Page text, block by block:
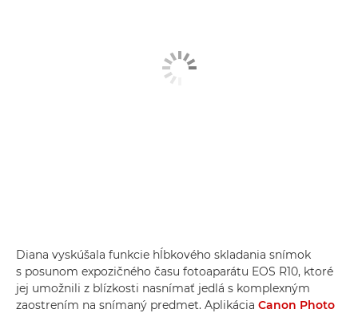
Diana vyskúšala funkcie hĺbkového skladania snímok
s posunom expozičného času fotoaparátu EOS R10, ktoré
jej umožnili z blízkosti nasnímať jedlá s komplexným
zaostrením na snímaný predmet. Aplikácia Canon Photo